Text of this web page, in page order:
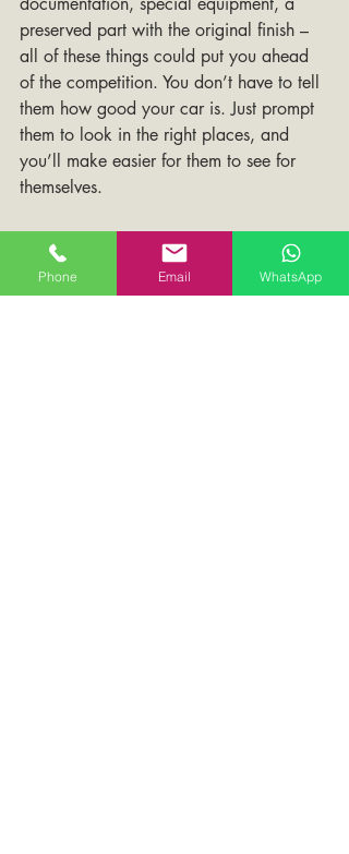
preserved part with the original finish –
all of these things could put you ahead
of the competition. You don’t have to tell
them how good your car is. Just prompt
them to look in the right places, and
you’ll make easier for them to see for
themselves.
6. Double check the papers…
It may seem silly, but sometimes car
Phone Email WhatsApp